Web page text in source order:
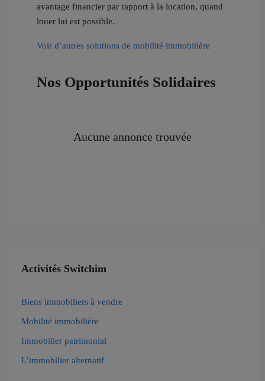
avantage financier par rapport à la location, quand
louer lui est possible.
Voir d’autres solutions de mobilité immobilière
Nos Opportunités Solidaires
Aucune annonce trouvée
Activités Switchim
Biens immobiliers à vendre
Mobilité immobilière
Immobilier patrimonial
L’immobilier alternatif